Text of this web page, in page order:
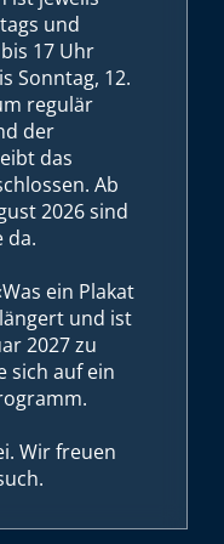
und
17 Uhr
Sonntag, 12.
regulär
der
das
Ab
2026 sind
da.
ein Plakat
und ist
2027 zu
sich auf ein
Wir freuen